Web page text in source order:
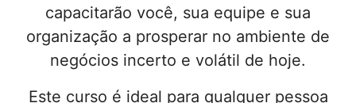
capacitarão você, sua equipe e sua
organização a prosperar no ambiente de
negócios incerto e volátil de hoje.
Este curso é ideal para qualquer pessoa